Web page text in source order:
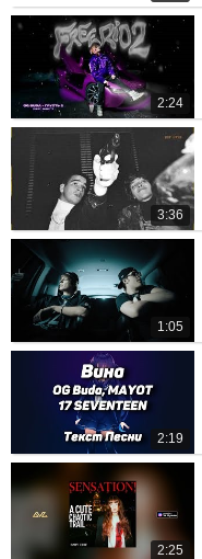
2:24
3:36
1:05
2:19
2:25